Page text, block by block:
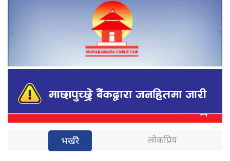
भर्खरै लोकप्रिय